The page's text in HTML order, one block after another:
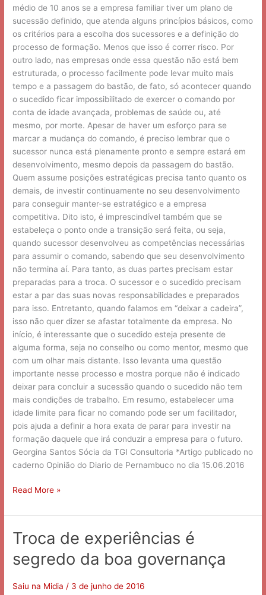
médio de 10 anos se a empresa familiar tiver um plano de
sucessão definido, que atenda alguns princípios básicos, como
os critérios para a escolha dos sucessores e a definição do
processo de formação. Menos que isso é correr risco. Por
outro lado, nas empresas onde essa questão não está bem
estruturada, o processo facilmente pode levar muito mais
tempo e a passagem do bastão, de fato, só acontecer quando
o sucedido ficar impossibilitado de exercer o comando por
conta de idade avançada, problemas de saúde ou, até
mesmo, por morte. Apesar de haver um esforço para se
marcar a mudança do comando, é preciso lembrar que o
sucessor nunca está plenamente pronto e sempre estará em
desenvolvimento, mesmo depois da passagem do bastão.
Quem assume posições estratégicas precisa tanto quanto os
demais, de investir continuamente no seu desenvolvimento
para conseguir manter-se estratégico e a empresa
competitiva. Dito isto, é imprescindível também que se
estabeleça o ponto onde a transição será feita, ou seja,
quando sucessor desenvolveu as competências necessárias
para assumir o comando, sabendo que seu desenvolvimento
não termina aí. Para tanto, as duas partes precisam estar
preparadas para a troca. O sucessor e o sucedido precisam
estar a par das suas novas responsabilidades e preparados
para isso. Entretanto, quando falamos em “deixar a cadeira”,
isso não quer dizer se afastar totalmente da empresa. No
início, é interessante que o sucedido esteja presente de
alguma forma, seja no conselho ou como mentor, mesmo que
com um olhar mais distante. Isso levanta uma questão
importante nesse processo e mostra porque não é indicado
deixar para concluir a sucessão quando o sucedido não tem
mais condições de trabalho. Em resumo, estabelecer uma
idade limite para ficar no comando pode ser um facilitador,
pois ajuda a definir a hora exata de parar para investir na
formação daquele que irá conduzir a empresa para o futuro.
Georgina Santos Sócia da TGI Consultoria *Artigo publicado no
caderno Opinião do Diario de Pernambuco no dia 15.06.2016
Read More »
Troca de experiências é
segredo da boa governança
Saiu na Midia / 3 de junho de 2016
Troca
de
experiências
segredo